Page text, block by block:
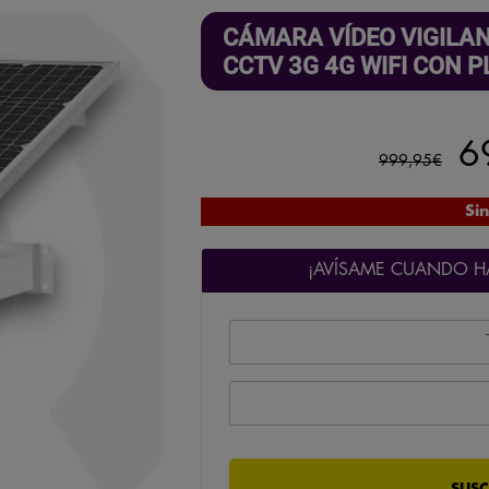
CÁMARA VÍDEO
CCTV 3G 4G WIFI CON
999,95€
El
¡AVÍSAME CUANDO